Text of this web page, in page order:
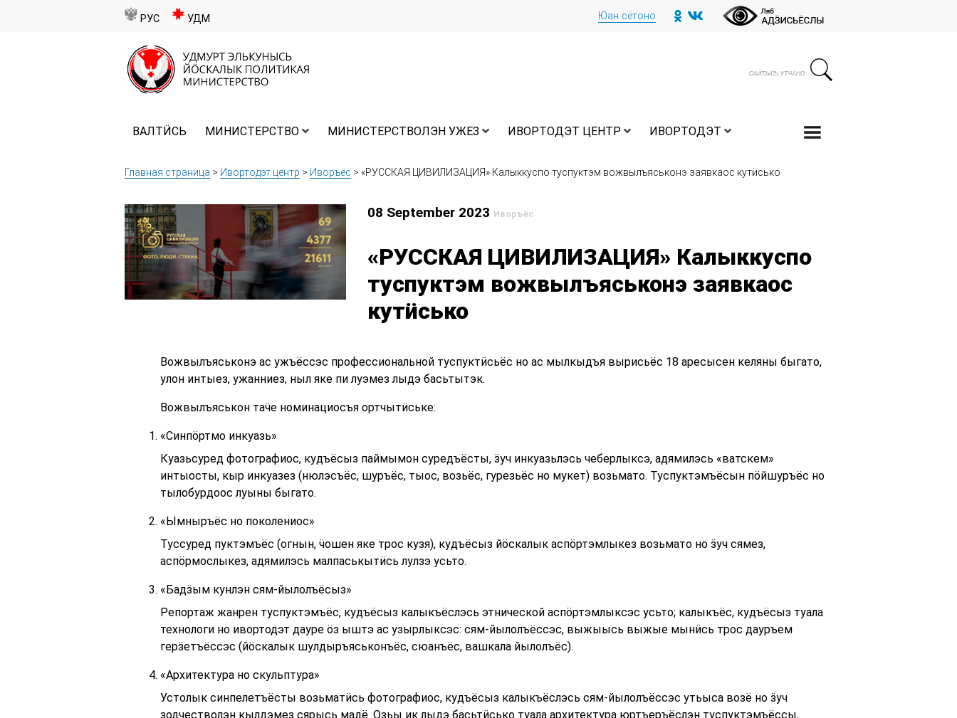
РУС УДМ Юан сётоно
ВАЛТӤСЬ МИНИСТЕРСТВО МИНИСТЕРСТВОЛЭН УЖЕЗ ИВОРТОДЭТ ЦЕНТР ИВОРТОДЭТ
Главная страница > Ивортодэт центр > Иворъёс > «РУССКАЯ ЦИВИЛИЗАЦИЯ» Калыккуспо туспуктэм вожвылъяськонэ заявкаос кутӥсько
08 September 2023 Иворъёс
«РУССКАЯ ЦИВИЛИЗАЦИЯ» Калыккуспо
туспуктэм вожвылъяськонэ заявкаос
кутӥсько
Вожвылъяськонэ ас ужъёссэс профессиональной туспуктӥсьёс но ас мылкыдъя вырисьёс 18 аресысен келяны быгато,
улон интыез, ужанниез, ныл яке пи луэмез лыдэ басьтытэк.
Вожвылъяськон таӵе номинациосъя ортчытӥське:
«Синпӧртмо инкуазь»
Куазьсуред фотографиос, кудъёсыз паймымон суредъёсты, ӟуч инкуазьлэсь чеберлыксэ, адямилэсь «ватскем»
интыосты, кыр инкуазез (нюлэсъёс, шуръёс, тыос, возьёс, гурезьёс но мукет) возьмато. Туспуктэмъёсын пӧйшуръёс но
тылобурдоос луыны быгато.
«Ымныръёс но поколениос»
Туссуред пуктэмъёс (огнын, ӵошен яке трос кузя), кудъёсыз йӧскалык аспӧртэмлыкез возьмато но ӟуч сямез,
аспӧрмослыкез, адямилэсь малпаськытӥсь лулзэ усьто.
«Бадӟым кунлэн сям-йылолъёсыз»
Репортаж жанрен туспуктэмъёс, кудъёсыз калыкъёслэсь этнической аспӧртэмлыксэс усьто; калыкъёс, кудъёсыз туала
технологи но ивортодэт дауре ӧз ыштэ ас узырлыксэс: сям-йылолъёссэс, выжыысь выжые мынӥсь трос дауръем
герӟетъёссэс (йӧскалык шулдыръяськонъёс, сюанъёс, вашкала йылолъёс).
«Архитектура но скульптура»
Устолык синпелетъёсты возьматӥсь фотографиос, кудъёсыз калыкъёслэсь сям-йылолъёссэс утьыса возё но ӟуч
зодчестволэн кылдэмез сярысь мадё. Озьы ик лыдэ басьтӥсько туала архитектура юртъеръёслэн туспуктэмъёссы,